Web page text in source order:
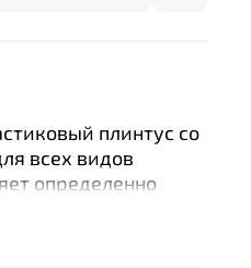
плинтус со
всех видов
определенно
напольные